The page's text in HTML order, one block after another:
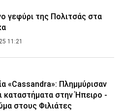
γεφύρι της Πολιτσάς στα
11:21
«Cassandra»: Πλημμύρισαν
καταστήματα στην Ήπειρο -
στους Φιλιάτες